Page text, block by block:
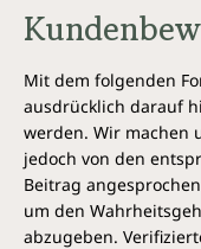
Mit dem folgenden
ausdrücklich darauf
werden. Wir machen
jedoch von den
Beitrag
um den
abzugeben.